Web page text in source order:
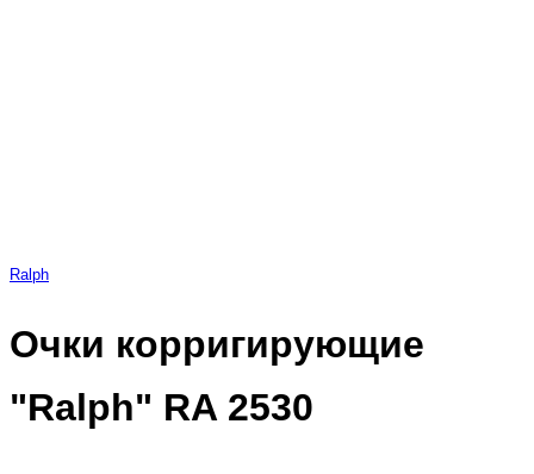
Ralph
Очки корригирующие
"Ralph" RA 2530